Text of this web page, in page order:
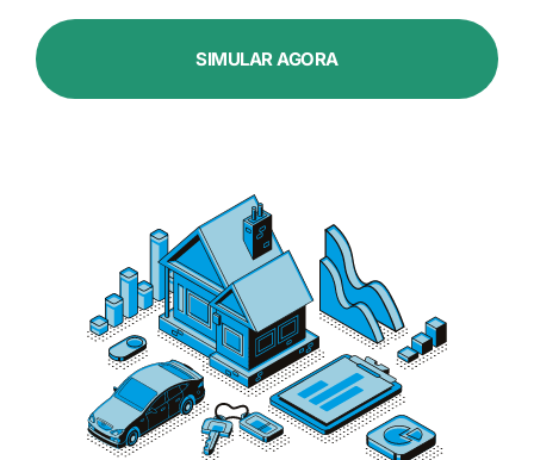
SIMULAR AGORA